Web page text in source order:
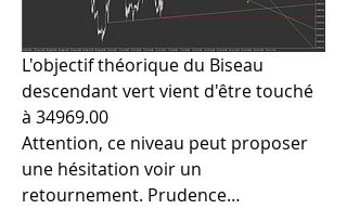
L'objectif théorique du Biseau
descendant vert vient d'être touché
à 34969.00
Attention, ce niveau peut proposer
une hésitation voir un
retournement. Prudence…